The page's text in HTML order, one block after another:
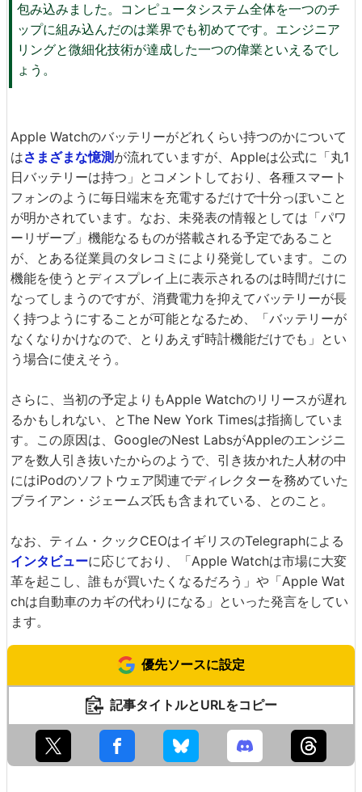
包み込みました。コンピュータシステム全体を一つのチ
ップに組み込んだのは業界でも初めてです。エンジニア
リングと微細化技術が達成した一つの偉業といえるでし
ょう。
Apple Watchのバッテリーがどれくらい持つのかについて
はさまざまな憶測 が流れていますが、Appleは公式に「丸1
日バッテリーは持つ」とコメントしており、各種スマート
フォンのように毎日端末を充電するだけで十分っぽいこと
が明かされています。なお、未発表の情報としては「パワ
ーリザーブ」機能なるものが搭載される予定であること
が、とある従業員のタレコミにより発覚しています。この
機能を使うとディスプレイ上に表示されるのは時間だけに
なってしまうのですが、消費電力を抑えてバッテリーが長
く持つようにすることが可能となるため、「バッテリーが
なくなりかけなので、とりあえず時計機能だけでも」とい
う場合に使えそう。
さらに、当初の予定よりもApple Watchのリリースが遅れ
るかもしれない、とThe New York Timesは指摘していま
す。この原因は、GoogleのNest LabsがAppleのエンジニ
アを数人引き抜いたからのようで、引き抜かれた人材の中
にはiPodのソフトウェア関連でディレクターを務めていた
ブライアン・ジェームズ氏も含まれている、とのこと。
なお、ティム・クックCEOはイギリスのTelegraphによる
インタビューに応じており、「Apple Watchは市場に大変
革を起こし、誰もが買いたくなるだろう」や「Apple Wat
chは自動車のカギの代わりになる」といった発言をしてい
ます。
優先ソースに設定
記事タイトルとURLをコピー